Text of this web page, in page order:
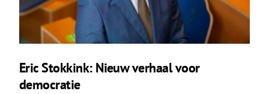
Eric Stokkink: Nieuw verhaal voor
democratie